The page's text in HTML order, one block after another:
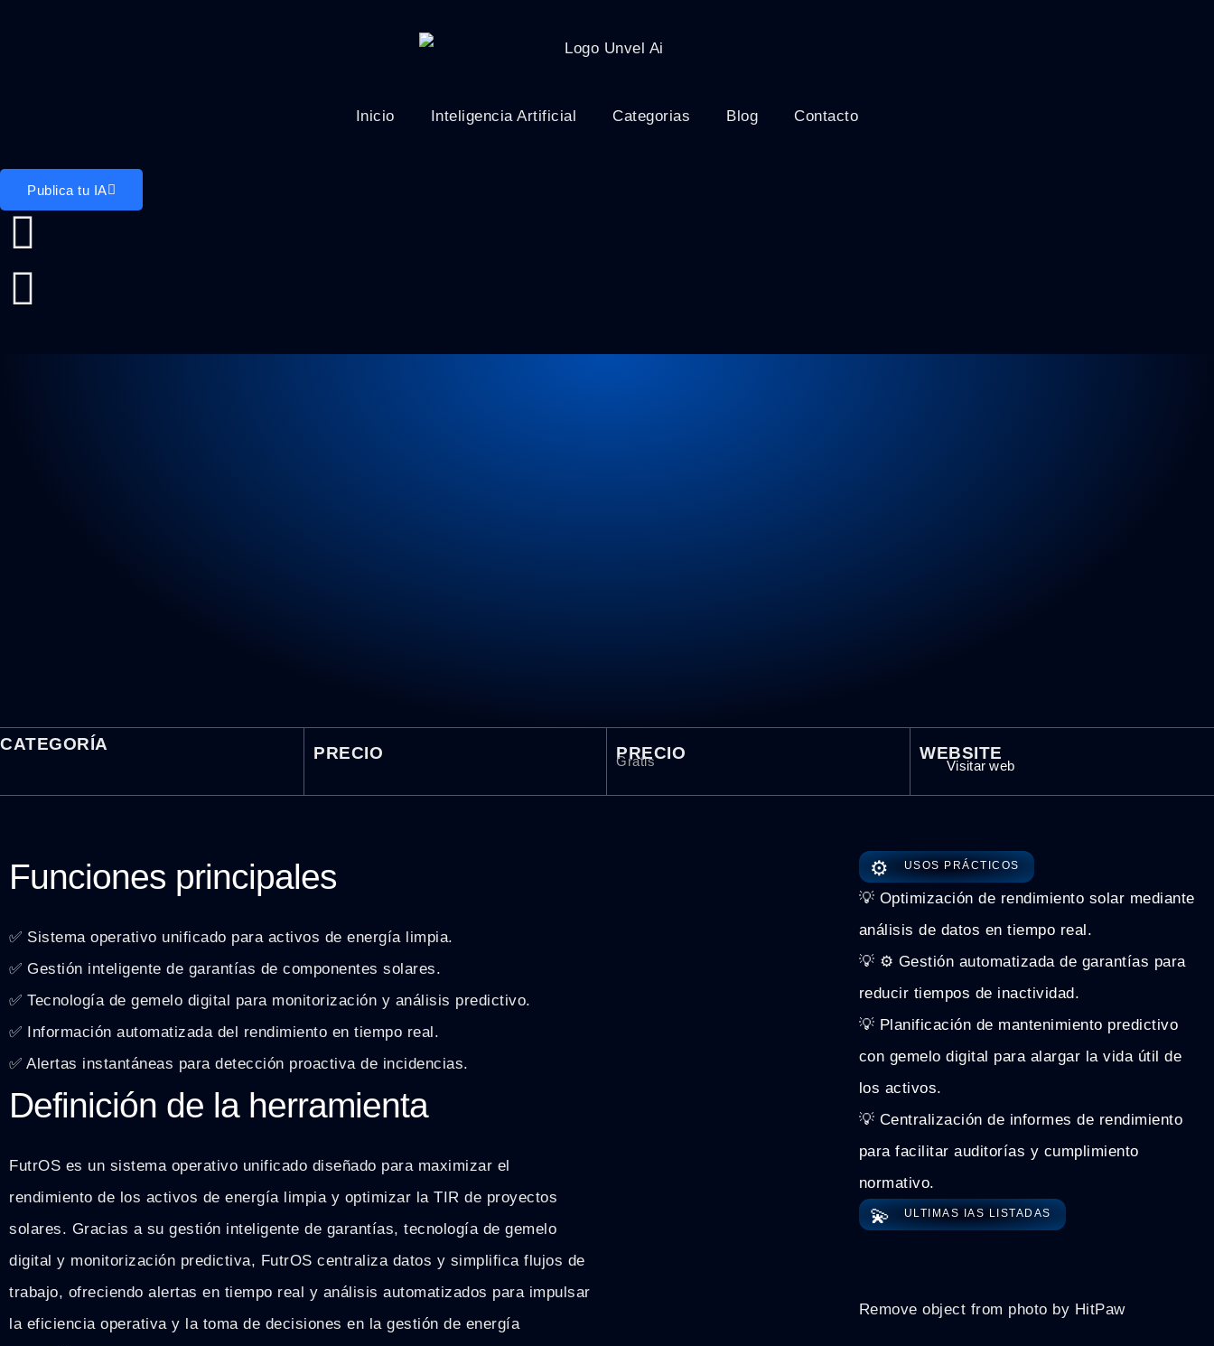
Inicio Inteligencia Artificial Categorias Blog Contacto
Publica tu IA
CATEGORÍA PRECIO PRECIO
Gratis WEBSITE
Visitar web
Funciones principales
✅ Sistema operativo unificado para activos de energía limpia.
✅ Gestión inteligente de garantías de componentes solares.
✅ Tecnología de gemelo digital para monitorización y análisis predictivo.
✅ Información automatizada del rendimiento en tiempo real.
✅ Alertas instantáneas para detección proactiva de incidencias.
Definición de la herramienta
FutrOS es un sistema operativo unificado diseñado para maximizar el
rendimiento de los activos de energía limpia y optimizar la TIR de proyectos
solares. Gracias a su gestión inteligente de garantías, tecnología de gemelo
digital y monitorización predictiva, FutrOS centraliza datos y simplifica flujos de
trabajo, ofreciendo alertas en tiempo real y análisis automatizados para impulsar
la eficiencia operativa y la toma de decisiones en la gestión de energía
⚙️ USOS PRÁCTICOS
💡 Optimización de rendimiento solar mediante
análisis de datos en tiempo real.
💡 ⚙️ Gestión automatizada de garantías para
reducir tiempos de inactividad.
💡 Planificación de mantenimiento predictivo
con gemelo digital para alargar la vida útil de
los activos.
💡 Centralización de informes de rendimiento
para facilitar auditorías y cumplimiento
normativo.
💫 ULTIMAS IAS LISTADAS
Remove object from photo by HitPaw